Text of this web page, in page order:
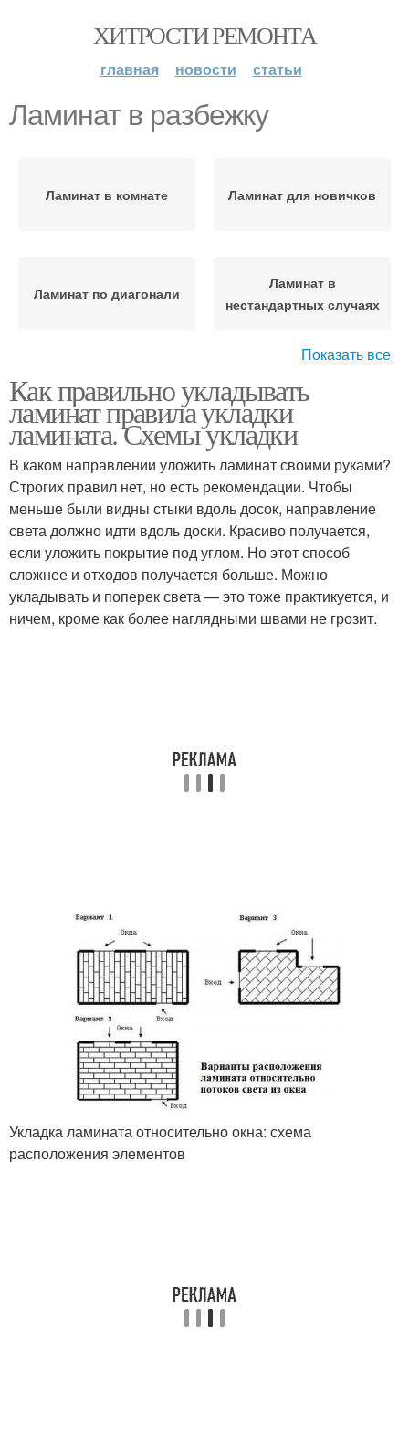
ХИТРОСТИ РЕМОНТА
главная новости статьи
Ламинат в разбежку
Ламинат в комнате Ламинат для новичков
Ламинат по диагонали
Ламинат в
нестандартных случаях
Ламинат с фаской
Показать все
Как правильно укладывать
ламинат правила укладки
ламината. Схемы укладки
В каком направлении уложить ламинат своими руками?
Строгих правил нет, но есть рекомендации. Чтобы
меньше были видны стыки вдоль досок, направление
света должно идти вдоль доски. Красиво получается,
если уложить покрытие под углом. Но этот способ
сложнее и отходов получается больше. Можно
укладывать и поперек света — это тоже практикуется, и
ничем, кроме как более наглядными швами не грозит.
Укладка ламината относительно окна: схема
расположения элементов